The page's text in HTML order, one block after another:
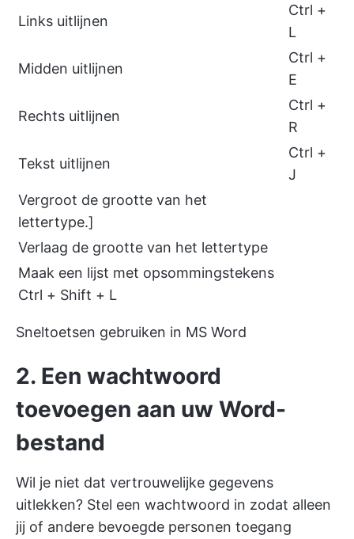
Links uitlijnen
Ctrl +
L
Midden uitlijnen
Ctrl +
E
Rechts uitlijnen
Ctrl +
R
Tekst uitlijnen
Ctrl +
J
Vergroot de grootte van het
lettertype.]
Verlaag de grootte van het lettertype
Maak een lijst met opsommingstekens
Ctrl + Shift + L
Sneltoetsen gebruiken in MS Word
2. Een wachtwoord
toevoegen aan uw Word-
bestand
Wil je niet dat vertrouwelijke gegevens
uitlekken? Stel een wachtwoord in zodat alleen
jij of andere bevoegde personen toegang